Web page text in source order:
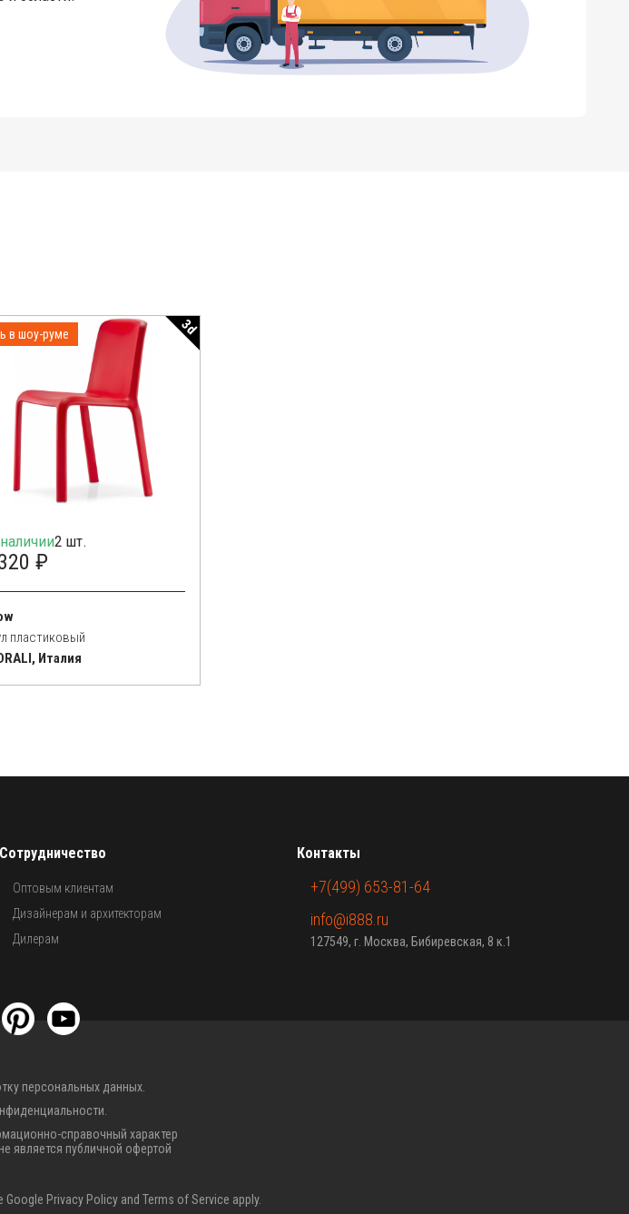
в шоу-руме 3d
2 шт.
₽
пластиковый
Италия
Сотрудничество
Оптовым клиентам
Дизайнерам и архитекторам
Дилерам
Контакты
+7(499) 653-81-64
info@i888.ru
127549, г. Москва, Бибиревская, 8 к.1
персональных данных.
справочный характер
является публичной офертой
Google Privacy Policy andTerms of Service apply.